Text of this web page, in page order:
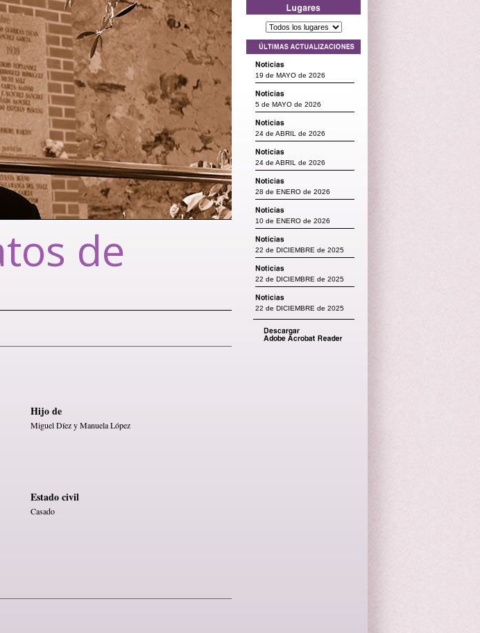
de
Hijo de
Miguel Díez y Manuela López
Estado civil
Casado
19 de MAYO de 2026
5 de MAYO de 2026
24 de ABRIL de 2026
24 de ABRIL de 2026
28 de ENERO de 2026
10 de ENERO de 2026
22 de DICIEMBRE de 2025
22 de DICIEMBRE de 2025
22 de DICIEMBRE de 2025